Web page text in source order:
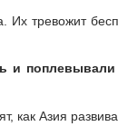
тревожит
поплевывали
Азия